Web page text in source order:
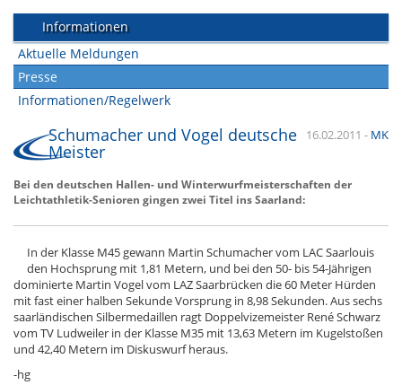
Informationen
Aktuelle Meldungen
Presse
Informationen/Regelwerk
16.02.2011 - MK
Schumacher und Vogel deutsche
Meister
Bei den deutschen Hallen- und Winterwurfmeisterschaften der
Leichtathletik-Senioren gingen zwei Titel ins Saarland:
In der Klasse M45 gewann Martin Schumacher vom LAC Saarlouis
den Hochsprung mit 1,81 Metern, und bei den 50- bis 54-Jährigen
dominierte Martin Vogel vom LAZ Saarbrücken die 60 Meter Hürden
mit fast einer halben Sekunde Vorsprung in 8,98 Sekunden. Aus sechs
saarländischen Silbermedaillen ragt Doppelvizemeister René Schwarz
vom TV Ludweiler in der Klasse M35 mit 13,63 Metern im Kugelstoßen
und 42,40 Metern im Diskuswurf heraus.
-hg